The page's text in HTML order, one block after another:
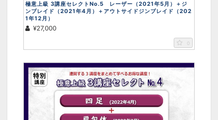
極意上級 3講座セレクトNo.5 レーザー（2021年5月）＋ジ
ンブレイド（2021年4月）＋アウトサイドジンブレイド（202
1年12月）
¥27,000
0